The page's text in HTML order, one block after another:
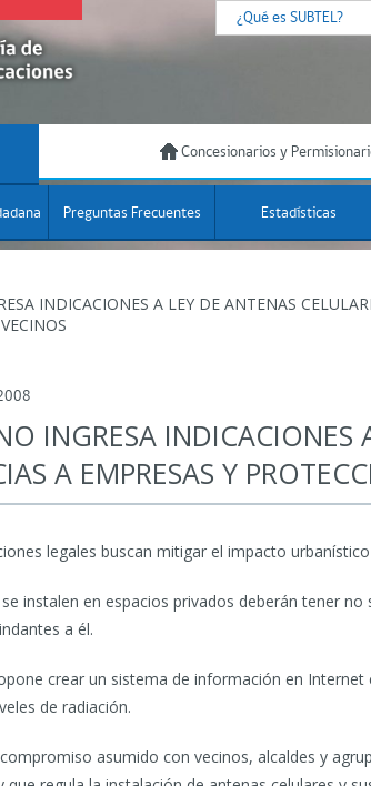
¿Qué es SUBTEL?
Concesionarios y
Preguntas Frecuentes Estadísticas
INDICACIONES A LEY DE ANTENAS
INGRESA INDICACIONES
A EMPRESAS Y
legales buscan mitigar el impacto
instalen en espacios privados deberán tener
a él.
crear un sistema de información en
de radiación.
asumido con vecinos, alcaldes y